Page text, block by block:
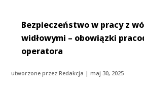
Bezpieczeństwo w pracy z
widłowymi – obowiązki
operatora
utworzone przezRedakcja |maj 30, 2025